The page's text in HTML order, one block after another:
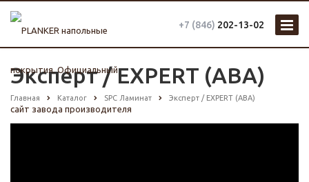
+7 (846) 202-13-02
Эксперт / EXPERT (ABA)
Главная Каталог SPC Ламинат Эксперт / EXPERT (ABA)